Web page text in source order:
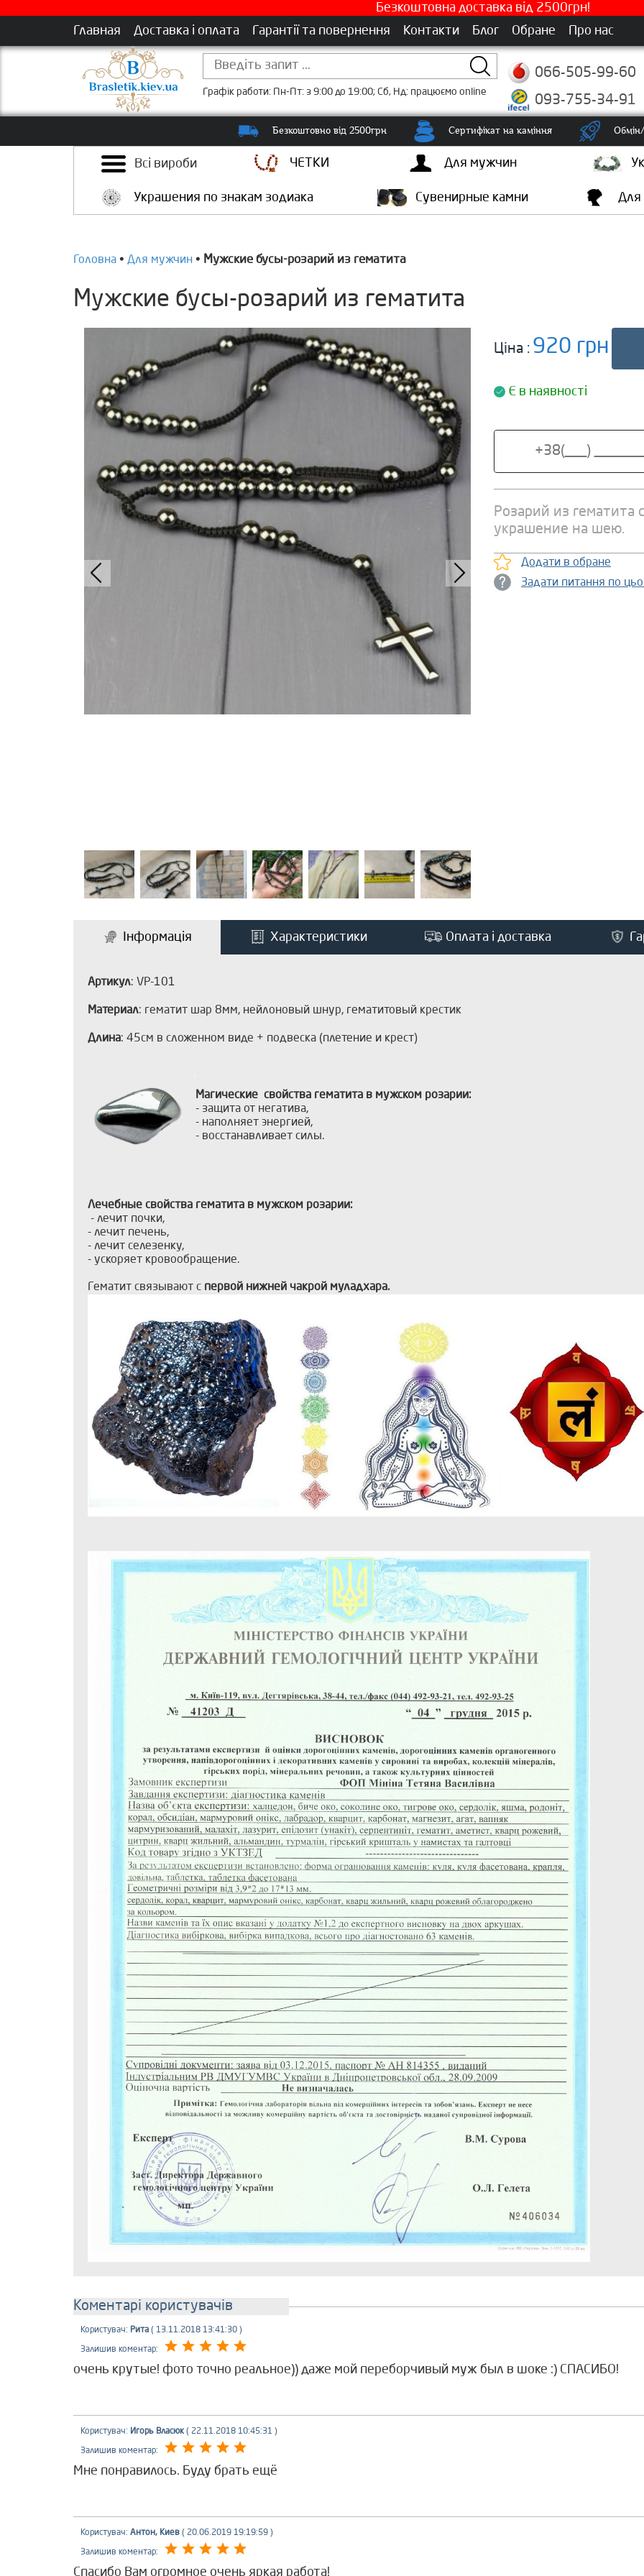
Безкоштовна доставка від 2500грн!
Главная
Доставка і оплата Гарантії та повернення Контакти Блог Обране Про нас
Графік работи: Пн-Пт: з 9:00 до 19:00; Сб, Нд: працюємо online
066-505-99-60
093-755-34-91
Безкоштовно від 2500грн Сертифікат на каміння
Всі вироби ЧЕТКИ Для мужчин
Украшения по знакам зодиака Сувенирные камни
Головна • Для мужчин • Мужские бусы-розарий из гематита
Мужские бусы-розарий из гематита
Ціна : 920 грн
Є в наявності
Розарий из гематита
украшение на шею.
Додати в обране
Задати питання по
Інформація Характеристики Оплата і доставка
Артикул: VP-101
Материал: гематит шар 8мм, нейлоновый шнур, гематитовый крестик
Длина: 45см в сложенном виде + подвеска (плетение и крест)
Магические свойства гематита в мужском розарии:
- защита от негатива,
- наполняет энергией,
- восстанавливает силы.
Лечебные свойства гематита в мужском розарии:
- лечит почки,
- лечит печень,
- лечит селезенку,
- ускоряет кровообращение.
Гематит связывают с первой нижней чакрой муладхара.
Коментарі користувачів
Користувач: Рита ( 13.11.2018 13:41:30 )
Залишив коментар:
очень крутые! фото точно реальное)) даже мой переборчивый муж был в шоке :) СПАСИБО!
Користувач: Игорь Власюк ( 22.11.2018 10:45:31 )
Залишив коментар:
Мне понравилось. Буду брать ещё
Користувач: Антон, Киев ( 20.06.2019 19:19:59 )
Залишив коментар:
Спасибо Вам огромное очень яркая работа!